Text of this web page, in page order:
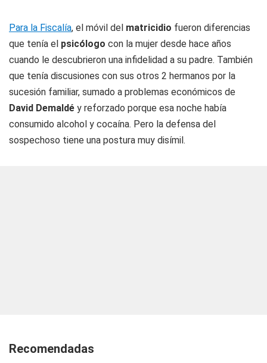
Para la Fiscalía, el móvil del matricidio fueron diferencias
que tenía el psicólogo con la mujer desde hace años
cuando le descubrieron una infidelidad a su padre. También
que tenía discusiones con sus otros 2 hermanos por la
sucesión familiar, sumado a problemas económicos de
David Demaldé y reforzado porque esa noche había
consumido alcohol y cocaína. Pero la defensa del
sospechoso tiene una postura muy disímil.
Recomendadas